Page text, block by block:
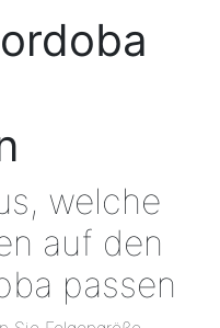
welche
auf den
passen